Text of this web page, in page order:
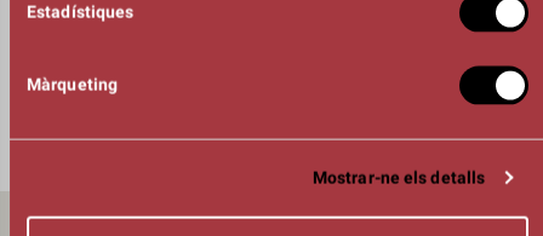
Estadístiques
Màrqueting
Mostrar-ne els detalls
ORGANITZA